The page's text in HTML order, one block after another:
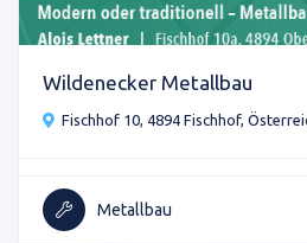
Wildenecker Metallbau
Fischhof 10, 4894 Fischhof,
Metallbau